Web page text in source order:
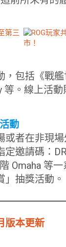
包括《戰
。線上活
動
者在非現
邀請碼：
Omaha 等
抽獎活動。
版本更新